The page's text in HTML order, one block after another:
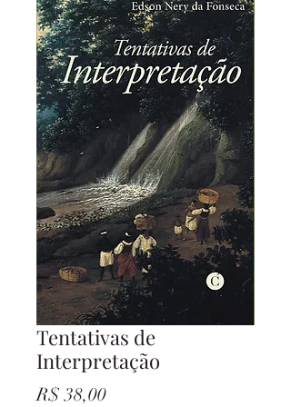
Tentativas de
Interpretação
R$ 38,00Preço